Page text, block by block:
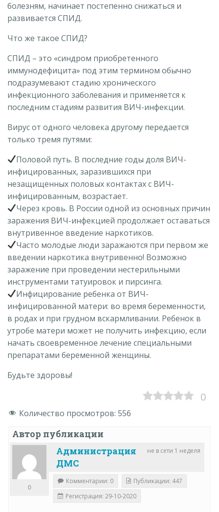
болезням, начинает постепенно снижаться и
развивается СПИД.
Что же такое СПИД?
СПИД – это «синдром приобретенного
иммунодефицита» под этим термином обычно
подразумевают стадию хронического
инфекционного заболевания и применяется к
последним стадиям развития ВИЧ-инфекции.
Вирус от одного человека другому передается
только тремя путями:
Половой путь. В последние годы доля ВИЧ-
инфицированных, заразившихся при
незащищенных половых контактах с ВИЧ-
инфицированным, возрастает.
Через кровь. В России одной из основных причин
заражения ВИЧ-инфекцией продолжает оставаться
внутривенное введение наркотиков.
Часто молодые люди заражаются при первом же
введении наркотика внутривенно! Возможно
заражение при проведении нестерильными
инструментами татуировок и пирсинга.
Инфицирование ребенка от ВИЧ-
инфицированной матери: во время беременности,
в родах и при грудном вскармливании. Ребенок в
утробе матери может не получить инфекцию, если
начать своевременное лечение специальными
препаратами беременной женщины.
Будьте здоровы!
0
Количество просмотров: 556
Автор публикации
не в сети 1 неделя
Администрация
ДМС
0
Комментарии: 0
Публикации: 447
Регистрация: 29-10-2020